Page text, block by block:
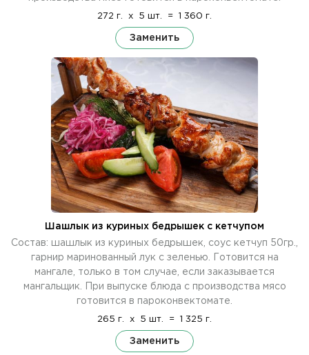
272 г. x 5 шт. = 1 360 г.
Заменить
Шашлык из куриных бедрышек с кетчупом
Состав: шашлык из куриных бедрышек, соус кетчуп 50гр.,
гарнир маринованный лук с зеленью. Готовится на
мангале, только в том случае, если заказывается
мангальщик. При выпуске блюда с производства мясо
готовится в пароконвектомате.
265 г. x 5 шт. = 1 325 г.
Заменить